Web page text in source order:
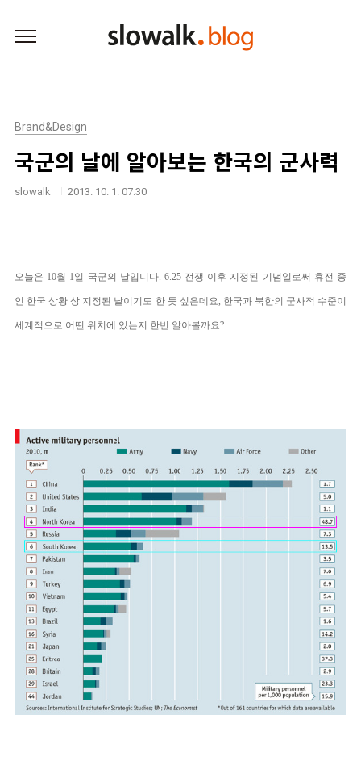
Brand&Design
국군의 날에 알아보는 한국의 군사력
slowalk 2013. 10. 1. 07:30
오늘은 10월 1일 국군의 날입니다. 6.25 전쟁 이후 지정된 기념일로써 휴전 중
인 한국 상황 상 지정된 날이기도 한 듯 싶은데요, 한국과 북한의 군사적 수준이
세계적으로 어떤 위치에 있는지 한번 알아볼까요?